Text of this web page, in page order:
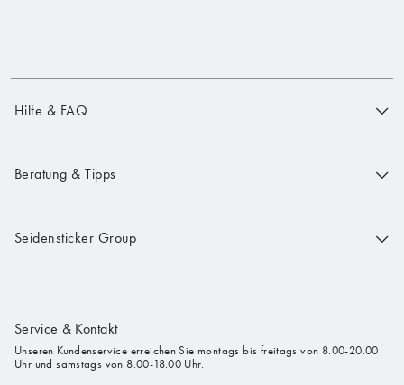
Hilfe & FAQ
Beratung & Tipps
Seidensticker Group
Service & Kontakt
Unseren Kundenservice erreichen Sie montags bis freitags von 8.00-20.00
Uhr und samstags von 8.00-18.00 Uhr.